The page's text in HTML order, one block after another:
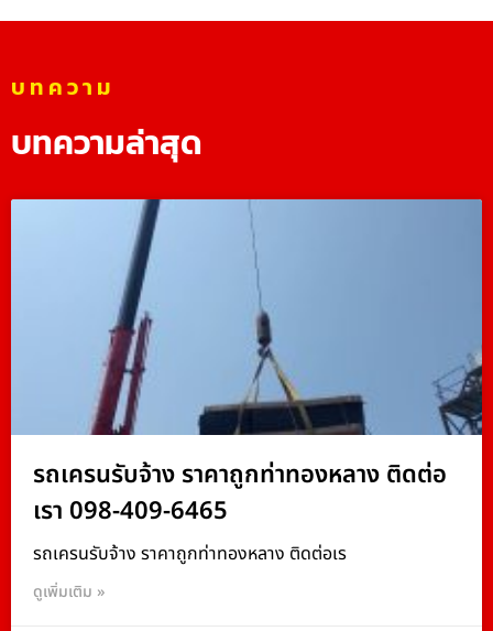
บทความ
บทความล่าสุด
รถเครนรับจ้าง ราคาถูกท่าทองหลาง ติดต่อ
เรา 098-409-6465
รถเครนรับจ้าง ราคาถูกท่าทองหลาง ติดต่อเร
ดูเพิ่มเติม »